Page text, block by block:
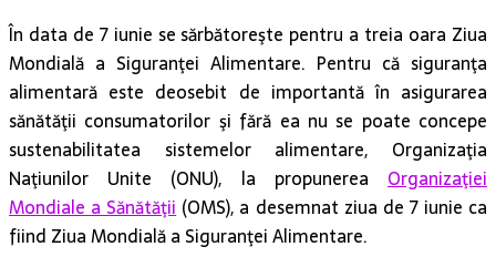
În data de 7 iunie se sărbătoreşte pentru a treia oara Ziua
Mondială a Siguranţei Alimentare. Pentru că siguranţa
alimentară este deosebit de importantă în asigurarea
sănătăţii consumatorilor şi fără ea nu se poate concepe
sustenabilitatea sistemelor alimentare, Organizaţia
Naţiunilor Unite (ONU), la propunerea Organizaţiei
Mondiale a Sănătăţii(OMS), a desemnat ziua de 7 iunie ca
fiind Ziua Mondială a Siguranţei Alimentare.